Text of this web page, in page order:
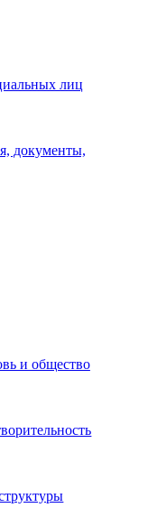
лиц
документы,
и общество